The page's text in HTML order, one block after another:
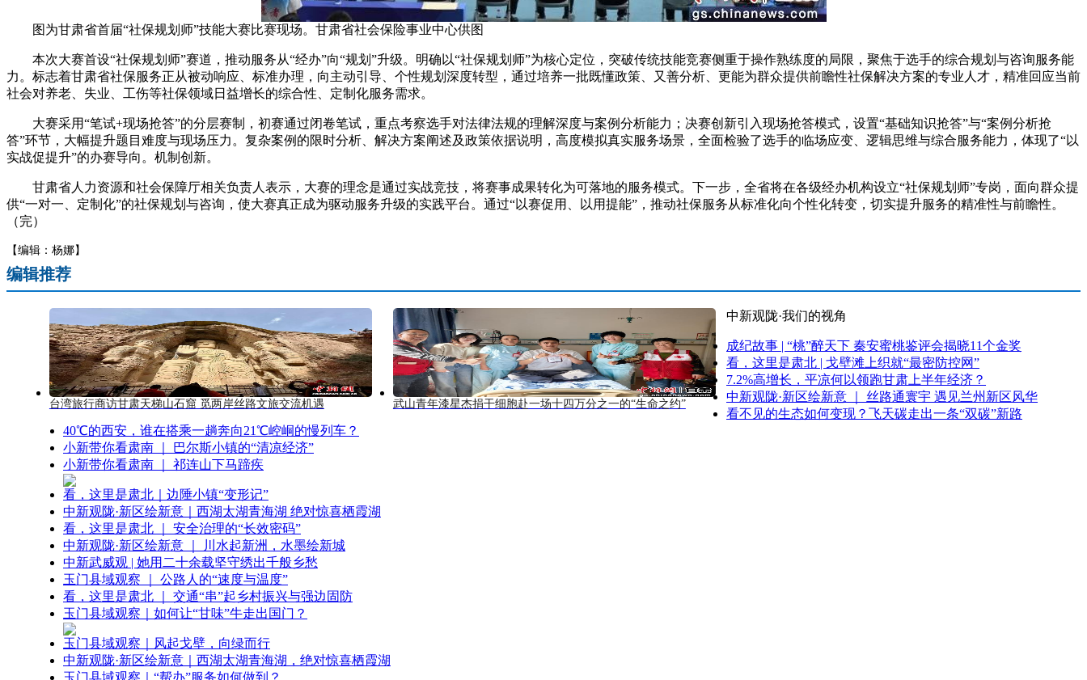
图为甘肃省首届“社保规划师”技能大赛比赛现场。甘肃省社会保险事业中心供图
本次大赛首设“社保规划师”赛道，推动服务从“经办”向“规划”升级。明确以“社保规划师”为核心定位，突破传统技能竞赛侧重于操作熟练度的局限，聚焦于选手的综合规划与咨询服务能
力。标志着甘肃省社保服务正从被动响应、标准办理，向主动引导、个性规划深度转型，通过培养一批既懂政策、又善分析、更能为群众提供前瞻性社保解决方案的专业人才，精准回应当前
社会对养老、失业、工伤等社保领域日益增长的综合性、定制化服务需求。
大赛采用“笔试+现场抢答”的分层赛制，初赛通过闭卷笔试，重点考察选手对法律法规的理解深度与案例分析能力；决赛创新引入现场抢答模式，设置“基础知识抢答”与“案例分析抢
答”环节，大幅提升题目难度与现场压力。复杂案例的限时分析、解决方案阐述及政策依据说明，高度模拟真实服务场景，全面检验了选手的临场应变、逻辑思维与综合服务能力，体现了“以
实战促提升”的办赛导向。机制创新。
甘肃省人力资源和社会保障厅相关负责人表示，大赛的理念是通过实战竞技，将赛事成果转化为可落地的服务模式。下一步，全省将在各级经办机构设立“社保规划师”专岗，面向群众提
供“一对一、定制化”的社保规划与咨询，使大赛真正成为驱动服务升级的实践平台。通过“以赛促用、以用提能”，推动社保服务从标准化向个性化转变，切实提升服务的精准性与前瞻性。
（完）
【编辑：杨娜】
编辑推荐
台湾旅行商访甘肃天梯山石窟 觅两岸丝路文旅交流机遇 武山青年漆星杰捐干细胞赴一场十四万分之一的“生命之约”
中新观陇·我们的视角
成纪故事 | “桃”醉天下 秦安蜜桃鉴评会揭晓11个金奖
看，这里是肃北 | 戈壁滩上织就“最密防控网”
7.2%高增长，平凉何以领跑甘肃上半年经济？
中新观陇·新区绘新意 ｜ 丝路通寰宇 遇见兰州新区风华
看不见的生态如何变现？飞天碳走出一条“双碳”新路
40℃的西安，谁在搭乘一趟奔向21℃崆峒的慢列车？
小新带你看肃南 ｜ 巴尔斯小镇的“清凉经济”
小新带你看肃南 ｜ 祁连山下马蹄疾
看，这里是肃北｜边陲小镇“变形记”
中新观陇·新区绘新意｜西湖太湖青海湖 绝对惊喜栖霞湖
看，这里是肃北 ｜ 安全治理的“长效密码”
中新观陇·新区绘新意 ｜ 川水起新洲，水墨绘新城
中新武威观 | 她用二十余载坚守绣出千般乡愁
玉门县域观察 ｜ 公路人的“速度与温度”
看，这里是肃北 ｜ 交通“串”起乡村振兴与强边固防
玉门县域观察｜如何让“甘味”牛走出国门？
玉门县域观察｜风起戈壁，向绿而行
中新观陇·新区绘新意｜西湖太湖青海湖，绝对惊喜栖霞湖
玉门县域观察｜“帮办”服务如何做到？